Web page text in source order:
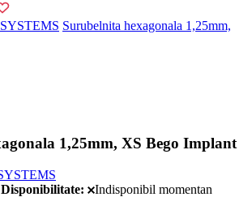
Surubelnita hexagonala 1,25mm,
1,25mm, XS Bego Implant
Disponibilitate:
Indisponibil momentan